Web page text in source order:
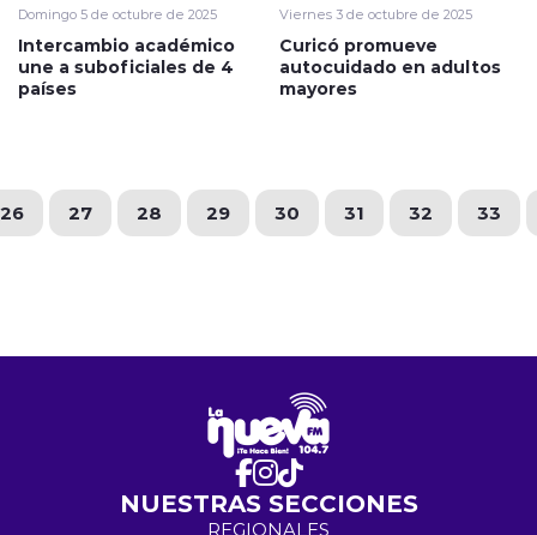
Domingo 5 de octubre de 2025
Intercambio académico
une a suboficiales de 4
países
Viernes 3 de octubre de 2025
Curicó promueve
autocuidado en adultos
mayores
26 27 28 29 30 31 32 33
NUESTRAS SECCIONES
REGIONALES